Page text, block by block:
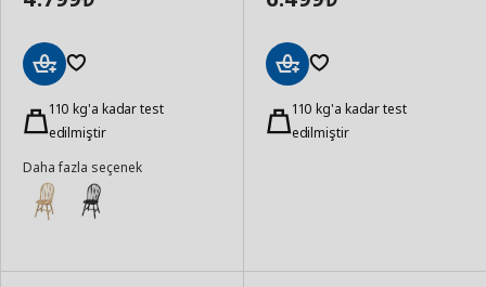
Ekle 110 kg'a kadar test
edilmiştir
Daha fazla seçenek
Ekle 110 kg'a kadar test
edilmiştir